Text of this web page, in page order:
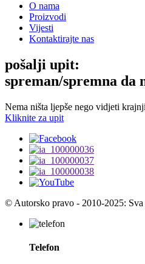
O nama
Proizvodi
Vijesti
Kontaktirajte nas
pošalji upit:
spreman/spremna da
Nema ništa ljepše nego vidjeti
Kliknite za upit
© Autorsko pravo - 2010-2025: Sva
Telefon